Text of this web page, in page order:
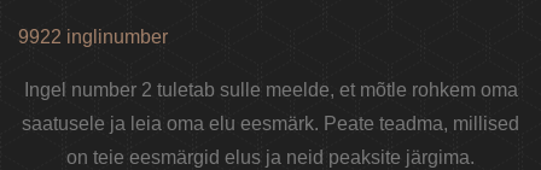
9922 inglinumber
Ingel number 2 tuletab sulle meelde, et mõtle rohkem oma
saatusele ja leia oma elu eesmärk. Peate teadma, millised
on teie eesmärgid elus ja neid peaksite järgima.